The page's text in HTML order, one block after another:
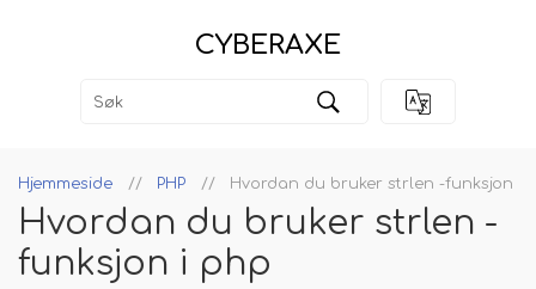
CYBERAXE
Hjemmeside PHP Hvordan du bruker strlen -funksjon i
Hvordan du bruker strlen -
funksjon i php